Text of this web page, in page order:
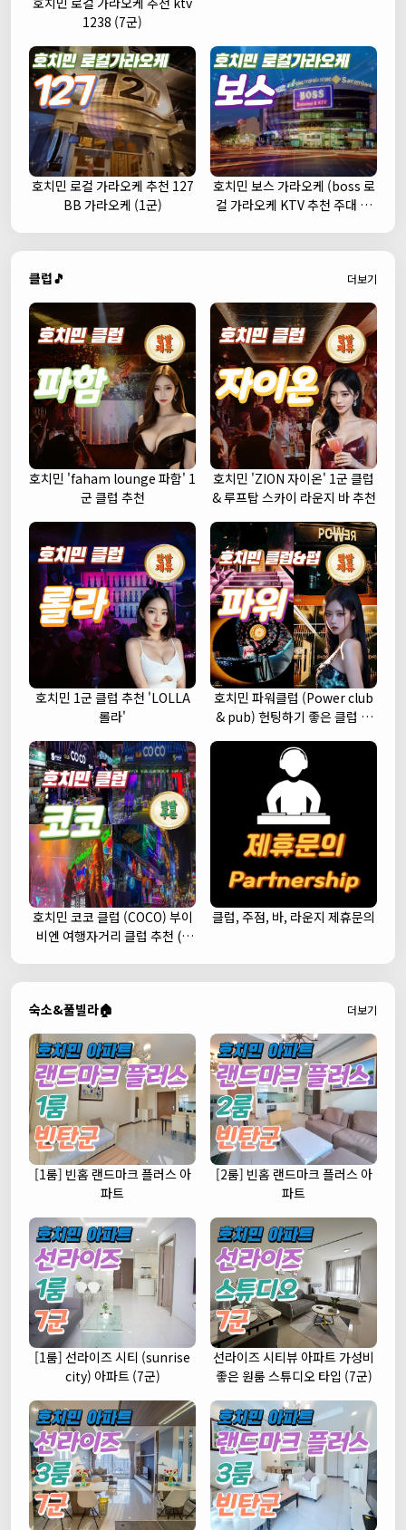
1238 (7군)
호치민 로컬 가라오케 추천 127
BB 가라오케 (1군)
호치민 보스 가라오케 (boss 로
컬 가라오케 KTV 추천 주대 예
클럽🎵 더보기
호치민 'faham lounge 파함' 1
군 클럽 추천
호치민 'ZION 자이온' 1군 클럽
& 루프탑 스카이 라운지 바 추천
호치민 1군 클럽 추천 'LOLLA
롤라'
호치민 파워클럽 (Power club
& pub) 헌팅하기 좋은 클럽 추
호치민 코코 클럽 (COCO) 부이
비엔 여행자거리 클럽 추천 (1
클럽, 주점, 바, 라운지 제휴문의
숙소&풀빌라🏠 더보기
[1룸] 빈홈 랜드마크 플러스 아
파트
[2룸] 빈홈 랜드마크 플러스 아
파트
[1룸] 선라이즈 시티 (sunrise
city) 아파트 (7군)
선라이즈 시티뷰 아파트 가성비
좋은 원룸 스튜디오 타입 (7군)